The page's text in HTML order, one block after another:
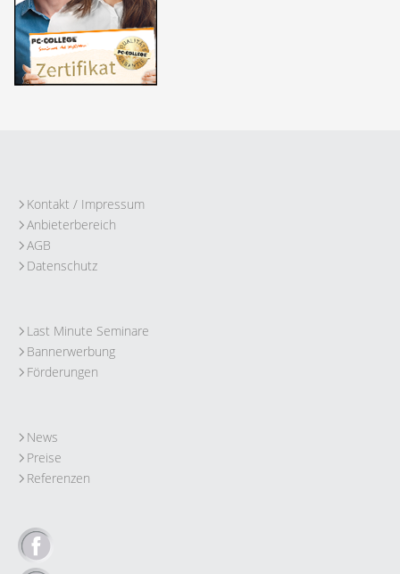
Kontakt / Impressum
Anbieterbereich
AGB
Datenschutz
Last Minute Seminare
Bannerwerbung
Förderungen
News
Preise
Referenzen